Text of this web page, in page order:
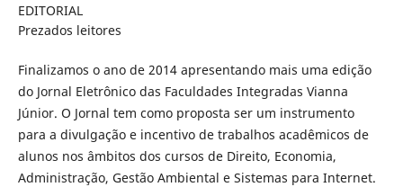
EDITORIAL
Prezados leitores
Finalizamos o ano de 2014 apresentando mais uma edição
do Jornal Eletrônico das Faculdades Integradas Vianna
Júnior. O Jornal tem como proposta ser um instrumento
para a divulgação e incentivo de trabalhos acadêmicos de
alunos nos âmbitos dos cursos de Direito, Economia,
Administração, Gestão Ambiental e Sistemas para Internet.